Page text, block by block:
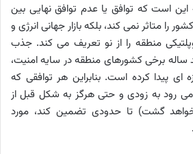
است که توافق یا عدم توافق نهایی بین
را متاثر نمی کند، بلکه بازار جهانی انرژی و
منطقه را از نو تعریف می کند. جذب
برخی کشورهای منطقه در سایه امنیت،
ای پیدا کرده است. بنابراین هر توافقی که
می رود به زودی و حتی هرگز به شکل قبل از
گشت) تا حدودی تضمین کند، مورد